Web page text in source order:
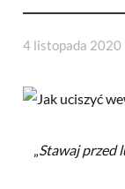
4 listopada 2020
Stawaj przed